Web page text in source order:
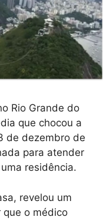
Rio Grande do
que chocou a
de dezembro de
para atender
residência.
revelou um
que o médico